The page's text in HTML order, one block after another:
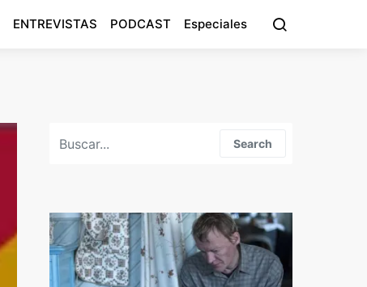
ENTREVISTAS PODCAST Especiales
Search